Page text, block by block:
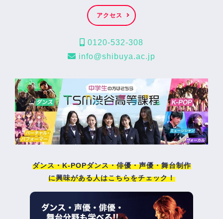
アクセス
0120-532-308
info@shibuya.ac.jp
ダンス・K-POPダンス・俳優・声優・舞台制作
に興味がある人はこちらをチェック！